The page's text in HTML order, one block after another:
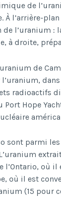
de
l’arrière-
l’uranium :
à droite,
de
radioactifs
Hope
sont parmi
l’Ontario, où
où il est
(15